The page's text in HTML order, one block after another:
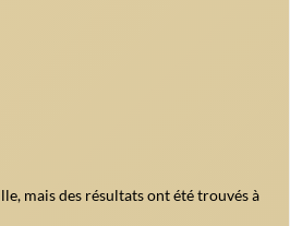
mais des résultats ont été trouvés à